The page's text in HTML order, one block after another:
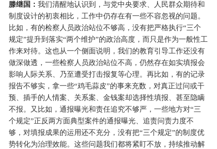
滕继国：我们清醒地认识到，与党中央要求、人民群众期待和
制度设计的初衷相比，工作中仍存在有一些不容忽视的问题。
比如，有的检察人员政治站位不够高，没有把严格执行“三个
规定”提升到落实“两个维护”的政治高度，而只是作为一般性工
作来对待。这也从一个侧面说明，我们的教育引导工作还没有
做深做透，一些检察人员政治站位不高，仍然存在如实填报会
影响人际关系、乃至遭受打击报复等心理。再比如，有的记录
报告不够实，拿一些“鸡毛蒜皮”的事来充数，对真正过问或干
预、插手的人情案、关系案、金钱案却选择性填报、甚至隐瞒
不报。又比如，通报曝光和责任追究不够严，一些地方对“三
个规定”正反两方面典型案件的通报曝光、追责问责力度不
够，对填报成果的运用还不充分，没有把“三个规定”的制度优
势转化为治理效能。这些问题我们都将紧盯不放，持续推动解